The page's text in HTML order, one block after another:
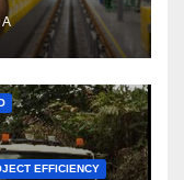
EFFICIENCY